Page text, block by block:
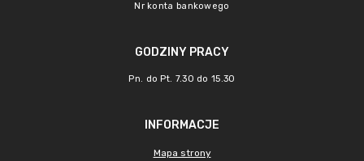
Nr konta bankowego
GODZINY PRACY
Pn. do Pt. 7.30 do 15.30
INFORMACJE
Mapa strony